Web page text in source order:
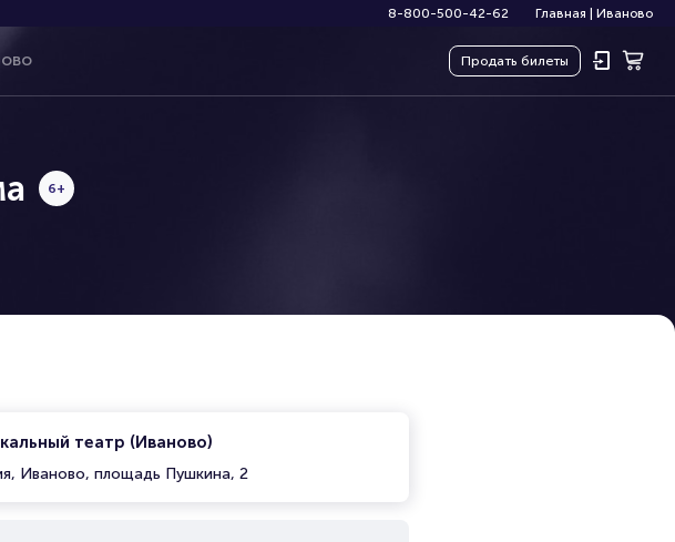
8-800-500-42-62 Главная Иваново
Продать билеты
6+
театр (Иваново)
Иваново, площадь Пушкина, 2